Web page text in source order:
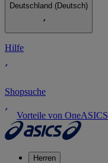
Deutschland (Deutsch)
Hilfe
Shopsuche
Vorteile von OneASICS
Herren